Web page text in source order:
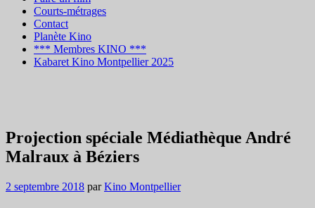
Courts-métrages
Contact
Planète Kino
*** Membres KINO ***
Kabaret Kino Montpellier 2025
Projection spéciale Médiathèque André
Malraux à Béziers
2 septembre 2018 parKino Montpellier